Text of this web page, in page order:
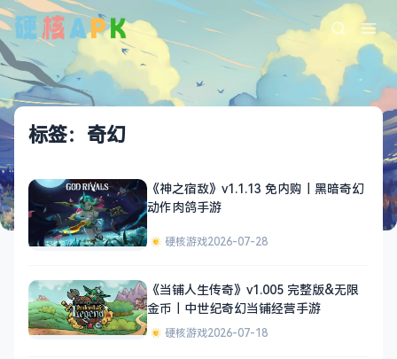
标签：奇幻
《神之宿敌》v1.1.13 免内购｜黑暗奇幻
动作肉鸽手游
硬核游戏2026-07-28
《当铺人生传奇》v1.005 完整版&无限
金币｜中世纪奇幻当铺经营手游
硬核游戏2026-07-18